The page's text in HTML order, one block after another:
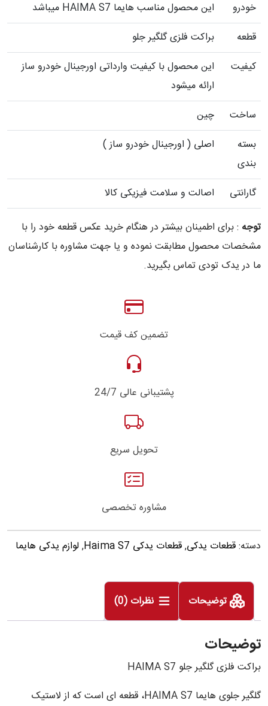
خودرو
این محصول مناسب هایما HAIMA S7 میباشد
قطعه
براکت فلزی گلگیر جلو
کیفیت
این محصول با کیفیت وارداتی اورجینال خودرو ساز
ارائه میشود
ساخت
چین
بسته
بندی
اصلی ( اورجینال خودرو ساز )
گارانتی اصالت و سلامت فیزیکی کالا
توجه : برای اطمینان بیشتر در هنگام خرید عکس قطعه خود را با
مشخصات محصول مطابقت نموده و یا جهت مشاوره با کارشناسان
ما در یدک تودی تماس بگیرید.
تضمین کف قیمت
پشتیبانی عالی 24/7
تحویل سریع
مشاوره تخصصی
دسته:قطعات یدکی,قطعات یدکی Haima S7 ,لوازم یدکی هایما
توضیحات نظرات (0)
توضیحات
براکت فلزی گلگیر جلو HAIMA S7
گلگیر جلوی هایما HAIMA S7، قطعه ای است که از لاستیک